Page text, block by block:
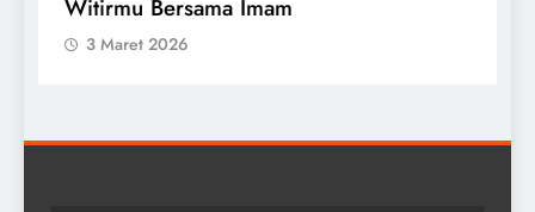
Witirmu Bersama Imam
3 Maret 2026